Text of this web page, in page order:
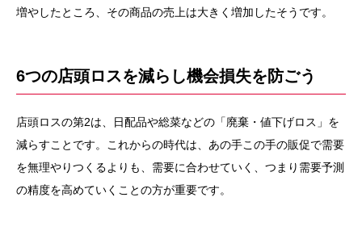
増やしたところ、その商品の売上は大きく増加したそうです。
6つの店頭ロスを減らし機会損失を防ごう
店頭ロスの第2は、日配品や総菜などの「廃棄・値下げロス」を
減らすことです。これからの時代は、あの手この手の販促で需要
を無理やりつくるよりも、需要に合わせていく、つまり需要予測
の精度を高めていくことの方が重要です。